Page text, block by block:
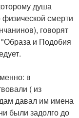
душа
смерти
говорят
и Подобия
в
( из
давал им имена
были задолго до